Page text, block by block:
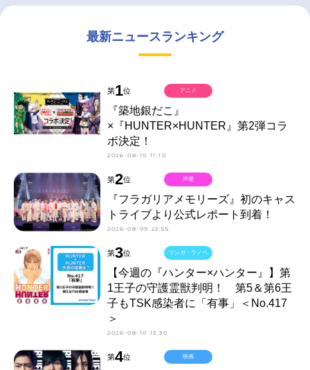
最新ニュースランキング
第1位
『築地銀だこ』
×『HUNTER×HUNTER』第2弾コラ
ボ決定！
2026-08-10 11:10
アニメ
第2位
『フラガリアメモリーズ』初のキャス
トライブより公式レポート到着！
2026-08-09 22:55
声優
第3位
【今週の『ハンター×ハンター』】第
1王子の守護霊獣判明！ 第5＆第6王
子もTSK感染者に「有事」＜No.417
＞
2026-08-10 13:30
マンガ・ラノベ
第4位 映画